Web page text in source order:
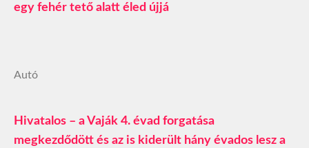
egy fehér tető alatt éled újjá
Autó
Hivatalos – a Vaják 4. évad forgatása
megkezdődött és az is kiderült hány évados lesz a